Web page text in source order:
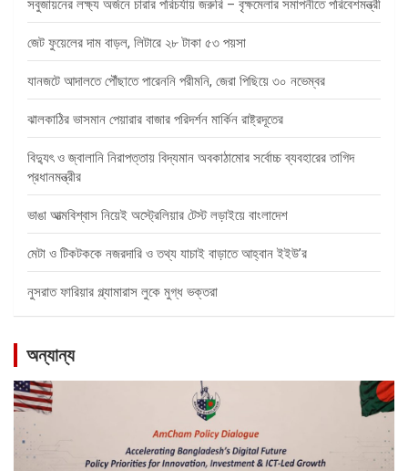
সবুজায়নের লক্ষ্য অর্জনে চারার পরিচর্যায় জরুরি – বৃক্ষমেলার সমাপনীতে পরিবেশমন্ত্রী
জেট ফুয়েলের দাম বাড়ল, লিটারে ২৮ টাকা ৫৩ পয়সা
যানজটে আদালতে পৌঁছাতে পারেননি পরীমনি, জেরা পিছিয়ে ৩০ নভেম্বর
ঝালকাঠির ভাসমান পেয়ারার বাজার পরিদর্শন মার্কিন রাষ্ট্রদূতের
বিদ্যুৎ ও জ্বালানি নিরাপত্তায় বিদ্যমান অবকাঠামোর সর্বোচ্চ ব্যবহারের তাগিদ
প্রধানমন্ত্রীর
ভাঙা আত্মবিশ্বাস নিয়েই অস্ট্রেলিয়ার টেস্ট লড়াইয়ে বাংলাদেশ
মেটা ও টিকটককে নজরদারি ও তথ্য যাচাই বাড়াতে আহ্বান ইইউ’র
নুসরাত ফারিয়ার গ্ল্যামারাস লুকে মুগ্ধ ভক্তরা
অন্যান্য